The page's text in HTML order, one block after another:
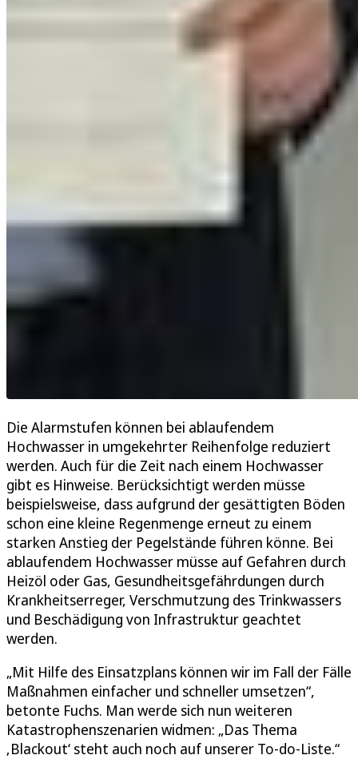
Die Alarmstufen können bei ablaufendem
Hochwasser in umgekehrter Reihenfolge reduziert
werden. Auch für die Zeit nach einem Hochwasser
gibt es Hinweise. Berücksichtigt werden müsse
beispielsweise, dass aufgrund der gesättigten Böden
schon eine kleine Regenmenge erneut zu einem
starken Anstieg der Pegelstände führen könne. Bei
ablaufendem Hochwasser müsse auf Gefahren durch
Heizöl oder Gas, Gesundheitsgefährdungen durch
Krankheitserreger, Verschmutzung des Trinkwassers
und Beschädigung von Infrastruktur geachtet
werden.
„Mit Hilfe des Einsatzplans können wir im Fall der Fälle
Maßnahmen einfacher und schneller umsetzen“,
betonte Fuchs. Man werde sich nun weiteren
Katastrophenszenarien widmen: „Das Thema
‚Blackout‘ steht auch noch auf unserer To-do-Liste.“